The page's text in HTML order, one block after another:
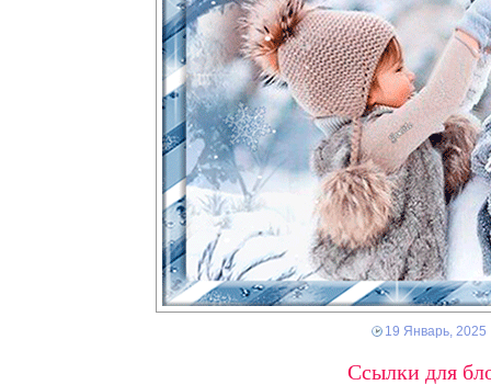
19 Январь, 2025
Ссылки для